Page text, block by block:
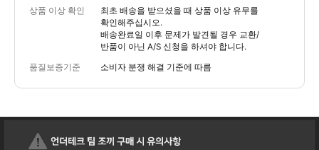
상품 이상 확인
최초 배송을 받으셨을 때 상품 이상 유무를
확인해주십시오.
배송완료일 이후 문제가 발견될 경우 교환/
반품이 아닌 A/S 신청을 하셔야 합니다.
품질보증기준 소비자 분쟁 해결 기준에 따름